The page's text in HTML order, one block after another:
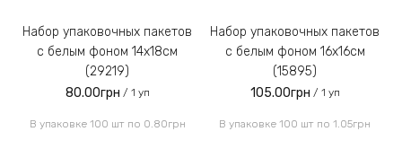
Набор упаковочных пакетов
с белым фоном 14x18см
(29219)
80.00грн / 1 уп
В упаковке 100 шт по 0.80грн
Набор упаковочных пакетов
с белым фоном 16x16см
(15895)
105.00грн / 1 уп
В упаковке 100 шт по 1.05грн